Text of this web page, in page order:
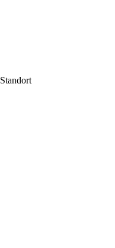
Standort